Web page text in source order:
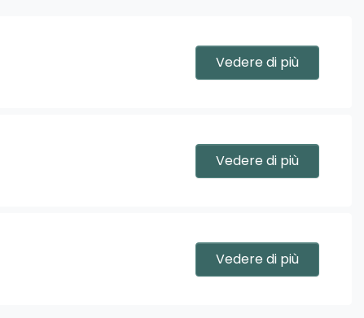
Vedere di più
Vedere di più
Vedere di più